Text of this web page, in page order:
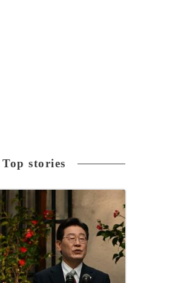
Top stories